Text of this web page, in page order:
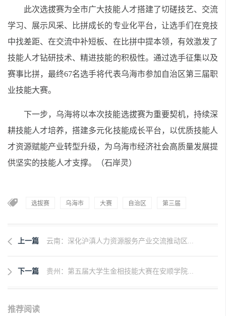
此次选拔赛为全市广大技能人才搭建了切磋技艺、交流
学习、展示风采、比拼成长的专业化平台，让选手们在竞技
中找差距、在交流中补短板、在比拼中提本领，有效激发了
技能人才钻研技术、精进技能的积极性。通过选手征集以及
赛事比拼，最终67名选手将代表乌海市参加自治区第三届职
业技能大赛。
下一步，乌海将以本次技能选拔赛为重要契机，持续深
耕技能人才培养，搭建多元化技能成长平台，以优质技能人
才资源赋能产业转型升级，为乌海市经济社会高质量发展提
供坚实的技能人才支撑。（石岸灵）
选拔赛 乌海市 大赛 自治区 第三届
上一篇 云南：深化沪滇人力资源服务产业交流推动区...
下一篇 贵州：第五届大学生金相技能大赛在安顺学院...
推荐阅读